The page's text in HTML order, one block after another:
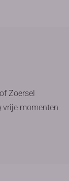
Zoersel
vrije momenten